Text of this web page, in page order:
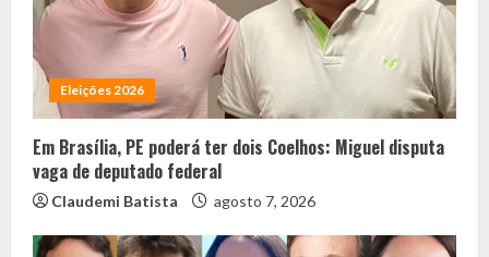
Eleições 2026
Em Brasília, PE poderá ter dois Coelhos: Miguel disputa
vaga de deputado federal
Claudemi Batista agosto 7, 2026